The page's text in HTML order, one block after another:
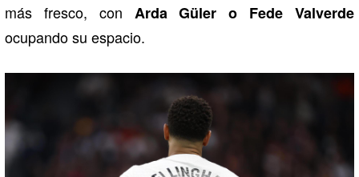
más fresco, con Arda Güler o Fede Valverde
ocupando su espacio.